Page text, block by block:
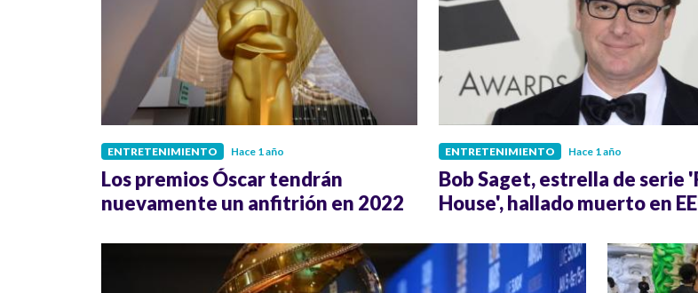
ENTRETENIMIENTO Hace 1 año
Los premios Óscar tendrán
nuevamente un anfitrión en 2022
ENTRETENIMIENTO Hace 1 año
Bob Saget, estrella de serie
House', hallado muerto en